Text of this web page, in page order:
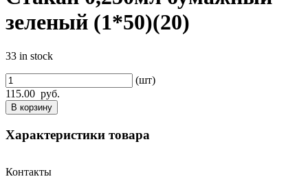
зеленый (1*50)(20)
33 in stock
(шт)
115.00 руб.
В корзину
Характеристики товара
Контакты